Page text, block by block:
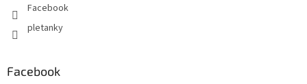
Facebook
pletanky
Facebook